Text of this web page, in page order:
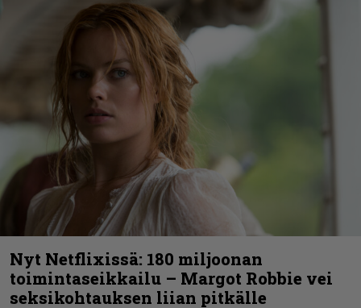
Nyt Netflixissä: 180 miljoonan
toimintaseikkailu – Margot Robbie vei
seksikohtauksen liian pitkälle